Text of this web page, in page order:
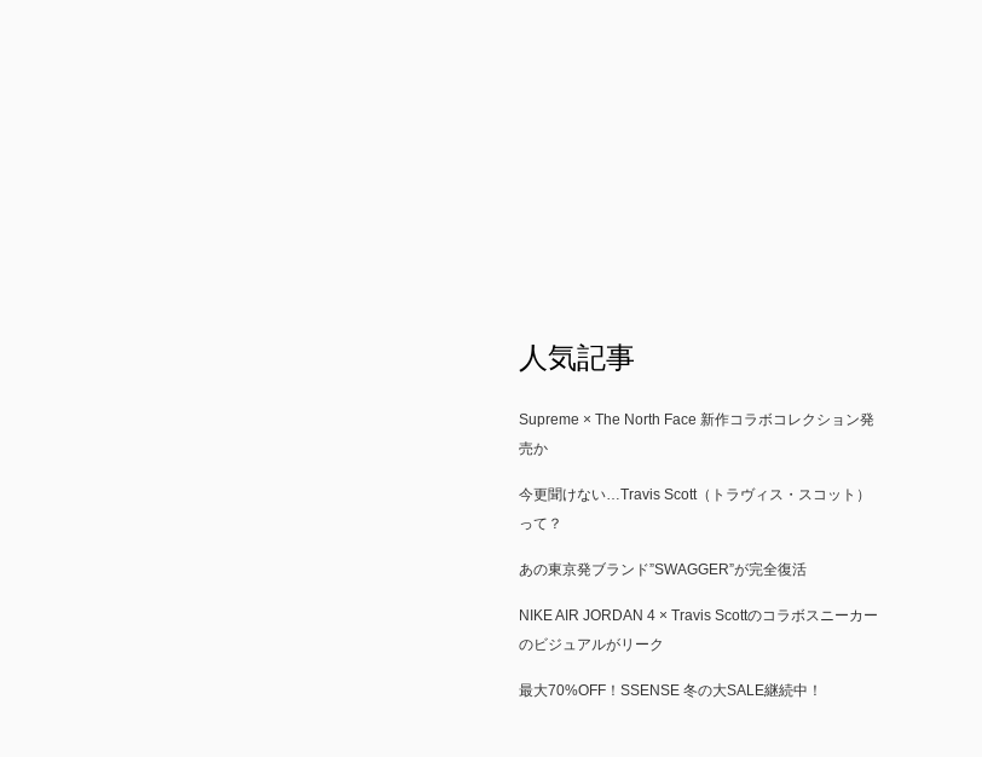
人気記事
Supreme × The North Face 新作コラボコレクション発
売か
今更聞けない…Travis Scott（トラヴィス・スコット）
って？
あの東京発ブランド”SWAGGER”が完全復活
NIKE AIR JORDAN 4 × Travis Scottのコラボスニーカー
のビジュアルがリーク
最大70%OFF！SSENSE 冬の大SALE継続中！